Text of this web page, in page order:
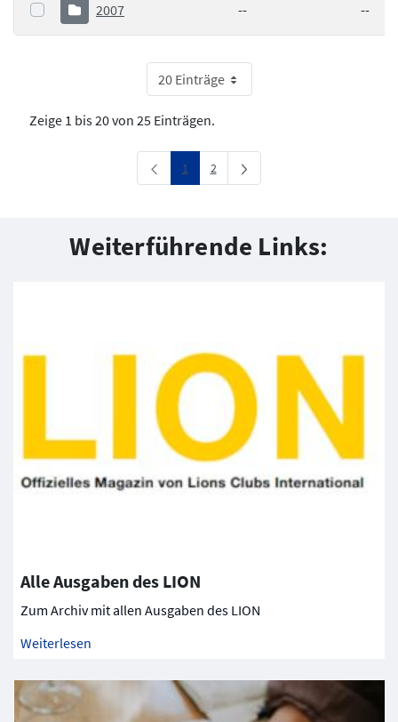
2007 -- --
20 Einträge
Zeige 1 bis 20 von 25 Einträgen.
Seite
1 Seite
2
Weiterführende Links:
Alle Ausgaben des LION
Zum Archiv mit allen Ausgaben des LION
Weiterlesen